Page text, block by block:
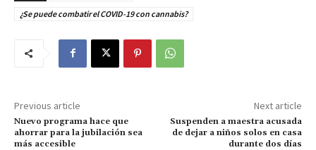
¿Se puede combatir el COVID-19 con cannabis?
Previous article
Nuevo programa hace que
ahorrar para la jubilación sea
más accesible
Next article
Suspenden a maestra acusada
de dejar a niños solos en casa
durante dos días